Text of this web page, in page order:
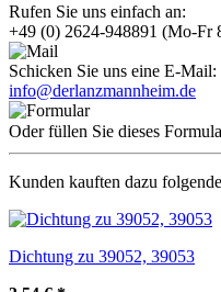
Rufen Sie uns einfach an:
+49 (0) 2624-948891 (Mo-Fr
Schicken Sie uns eine E-Mail:
info@derlanzmannheim.de
Oder füllen Sie dieses
Kunden kauften dazu
Dichtung zu 39052, 39053